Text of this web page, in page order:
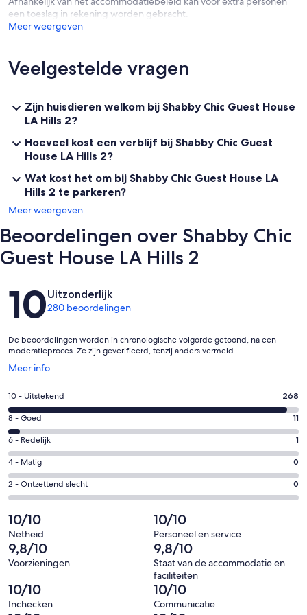
een toeslag in rekening worden gebracht.
Meer weergeven
Veelgestelde vragen
Zijn huisdieren welkom bij Shabby Chic Guest House
LA Hills 2?
Hoeveel kost een verblijf bij Shabby Chic Guest
House LA Hills 2?
Wat kost het om bij Shabby Chic Guest House LA
Hills 2 te parkeren?
Meer weergeven
Beoordelingen over Shabby Chic
Guest House LA Hills 2
Beoordelingen
10Uitzonderlijk
280 beoordelingen
De beoordelingen worden in chronologische volgorde getoond, na een
moderatieproces. Ze zijn geverifieerd, tenzij anders vermeld.
Meer info
Opent
een
nieuw
venster
Gastenscore:
10
-
Uitstekend.
268
van
280
beoordelingen
10 - Uitstekend 268
Gastenscore:
8
-
Goed.
11
van
beoordelingen
8 - Goed 11
Gastenscore:
6
-
Redelijk.
1
van
280
beoordelingen
6 - Redelijk 1
Gastenscore:
4
-
0
van
280
beoordelingen
4 - Matig 0
Gastenscore:
2
-
Ontzettend
slecht.
0
280
beoordelingen
2 - Ontzettend slecht 0
10/10
Netheid
10/10
Personeel en service
9,8/10
Voorzieningen
9,8/10
Staat van de accommodatie en
faciliteiten
10/10
Inchecken
10/10
Communicatie